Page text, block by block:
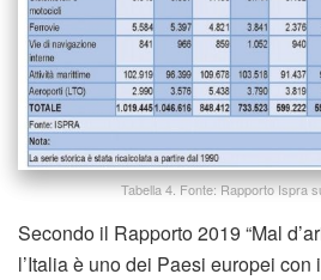
Tabella 4. Fonte: Rapporto Ispra
Secondo il Rapporto 2019 “Mal
l’Italia è uno dei Paesi europei con